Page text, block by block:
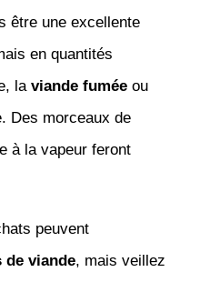
être une excellente
en quantités
la viande fuméeou
Des morceaux de
à la vapeur feront
peuvent
de viande, mais veillez